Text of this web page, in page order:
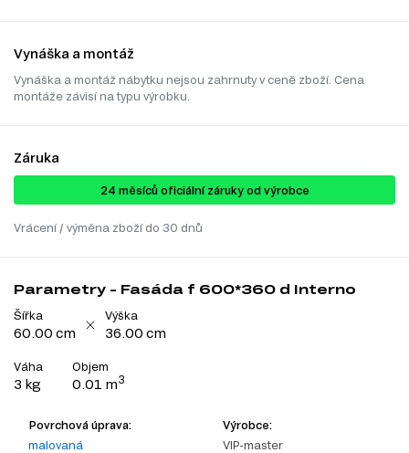
Vynáška a montáž
Vynáška a montáž nábytku nejsou zahrnuty v ceně zboží. Cena
montáže závisí na typu výrobku.
Záruka
24 ​​​​měsíců oficiální záruky od výrobce
Vrácení / výměna zboží do 30 dnů
Parametry - Fasáda f 600*360 d Interno
Šířka
60.00 cm
Výška
36.00 cm
Váha
3 kg
Objem
0.01 m3
Povrchová úprava:
malovaná
Výrobce:
VIP-master